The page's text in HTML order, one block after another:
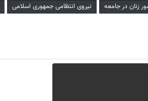
زنان در جامعه نیروی انتظامی جمهوری اسلامی